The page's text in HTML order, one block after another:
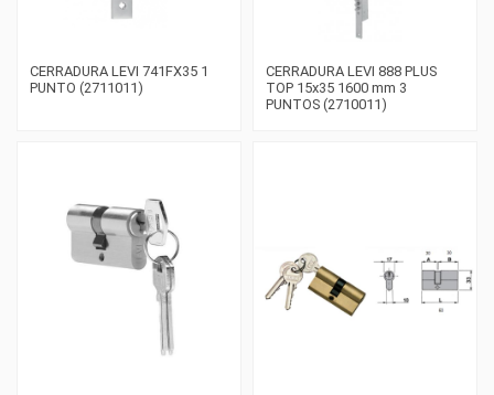
CERRADURA LEVI 741FX35 1
PUNTO (2711011)
CERRADURA LEVI 888 PLUS
TOP 15x35 1600 mm 3
PUNTOS (2710011)